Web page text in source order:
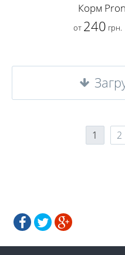
Корм
от 240 грн.
1 2